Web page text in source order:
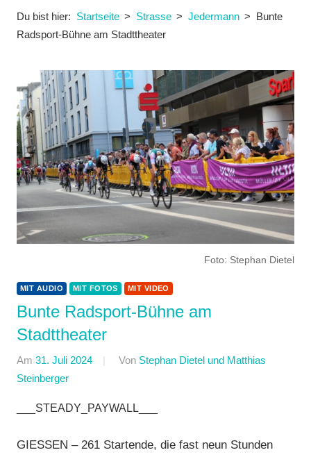
Du bist hier: Startseite Strasse Jedermann
Bunte
Radsport-Bühne am Stadttheater
Foto: Stephan Dietel
MIT AUDIO MIT FOTOS MIT VIDEO
Bunte Radsport-Bühne am
Stadttheater
Am 31. Juli 2024 Von Stephan Dietel und Matthias
Steinberger
Mit
Mit
___STEADY_PAYWALL___
GIESSEN – 261 Startende, die fast neun Stunden